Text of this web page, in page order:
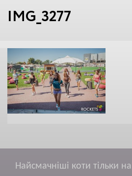
IMG_3277
Найсмачніші коти тільки